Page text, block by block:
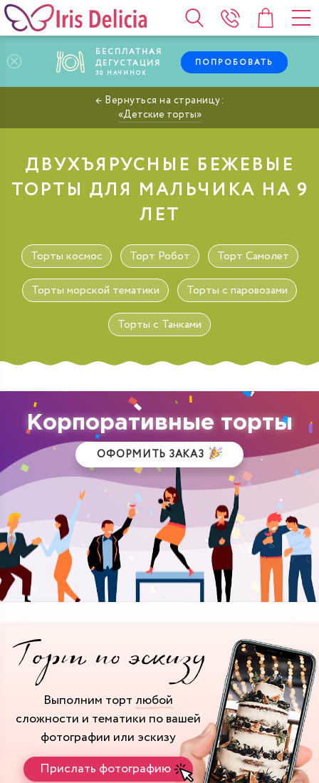
БЕСПЛАТНАЯ
ДЕГУСТАЦИЯ
30 НАЧИНОК
ПОПРОБОВАТЬ
Детские торты
ДВУХЪЯРУСНЫЕ БЕЖЕВЫЕ
ТОРТЫ ДЛЯ МАЛЬЧИКА НА 9
ЛЕТ
Торты космос Торт Робот Торт Самолет
Торты морской тематики Торты с паровозами
Торты с Танками
Корпоративные торты
ОФОРМИТЬ ЗАКАЗ
Выполним торт любой
сложности и тематики по вашей
фотографии или эскизу
Прислать фотографию